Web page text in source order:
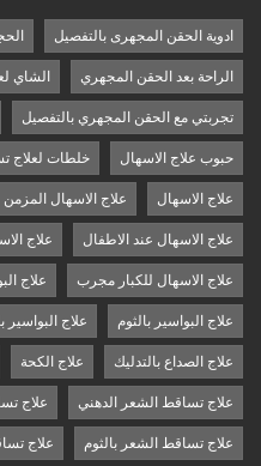
ادوية الحقن المجهرى بالتفصيل
الراحة بعد الحقن المجهري الشاي
تجربتي مع الحقن المجهري بالتفصيل
حبوب علاج الاسهال خلطات لعلاج
علاج الاسهال علاج الاسهال المزمن
علاج الاسهال عند الاطفال علاج
علاج الاسهال للكبار مجرب علاج
علاج البواسير بالثوم علاج البواسير
علاج الصداع بالتدليك علاج الكحة
علاج تساقط الشعر الدهني علاج
علاج تساقط الشعر بالثوم علاج